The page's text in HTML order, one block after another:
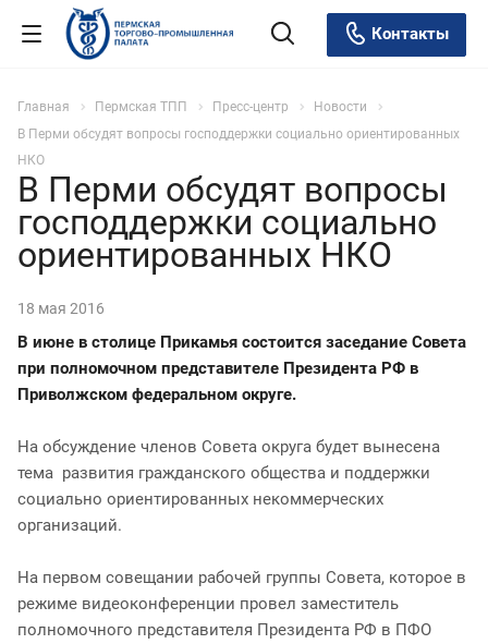
Контакты
Главная Пермская ТПП Пресс-центр
Новости
В Перми обсудят вопросы господдержки социально ориентированных
НКО
В Перми обсудят вопросы
господдержки социально
ориентированных НКО
18 мая 2016
В июне в столице Прикамья состоится заседание Совета
при полномочном представителе Президента РФ в
Приволжском федеральном округе.
На обсуждение членов Совета округа будет вынесена
тема ­ развития гражданского общества и поддержки
социально ориентированных некоммерческих
организаций.
На первом совещании рабочей группы Совета, которое в
режиме видеоконференции провел заместитель
полномочного представителя Президента РФ в ПФО